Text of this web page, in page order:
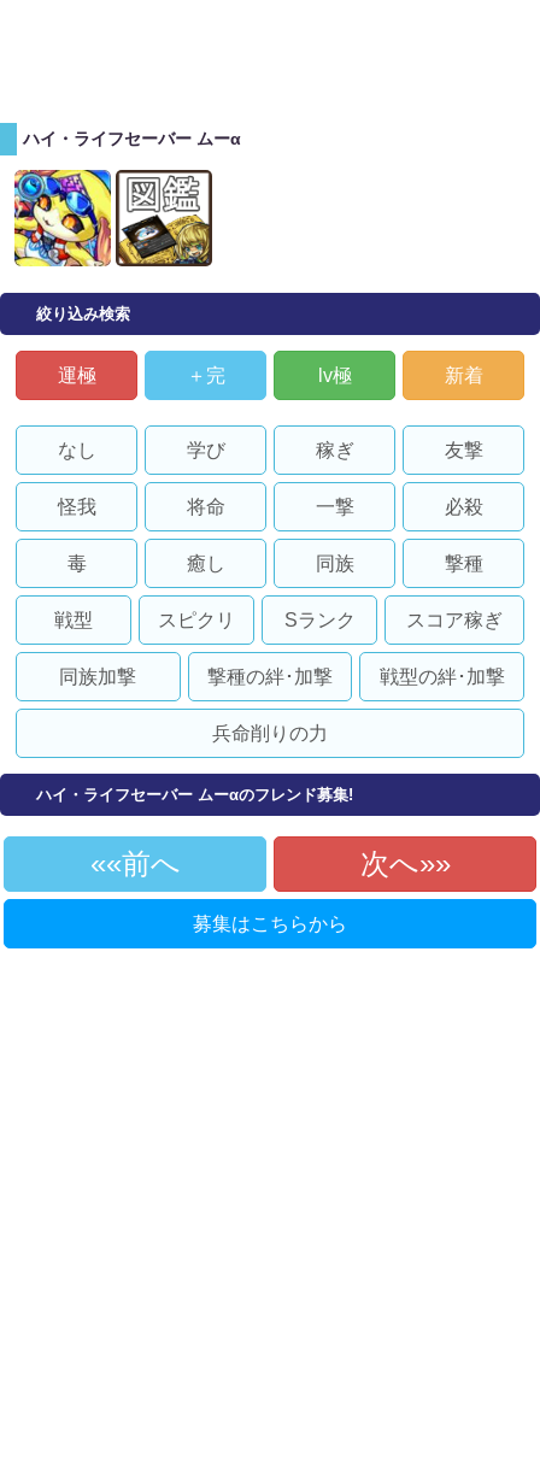
ハイ・ライフセーバー ムーα
絞り込み検索
運極 ＋完 lv極 新着
なし 学び 稼ぎ 友撃
怪我 将命 一撃 必殺
毒 癒し 同族 撃種
戦型 スピクリ Sランク スコア稼ぎ
同族加撃 撃種の絆･加撃 戦型の絆･加撃
兵命削りの力
ハイ・ライフセーバー ムーαのフレンド募集!
«前へ 次へ»
募集はこちらから